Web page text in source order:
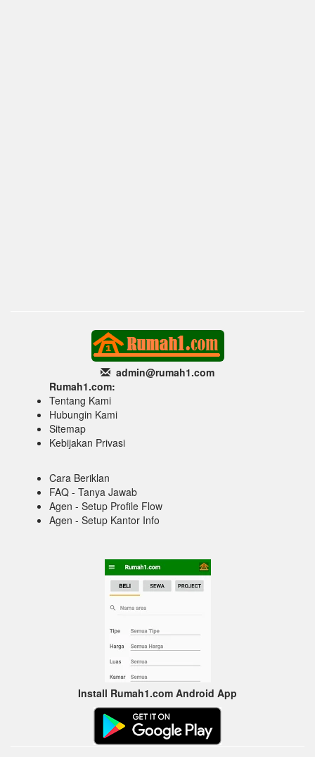
admin@rumah1.com
Rumah1.com:
Tentang Kami
Hubungin Kami
Sitemap
Kebijakan Privasi
Cara Beriklan
FAQ - Tanya Jawab
Agen - Setup Profile Flow
Agen - Setup Kantor Info
Install Rumah1.com Android App